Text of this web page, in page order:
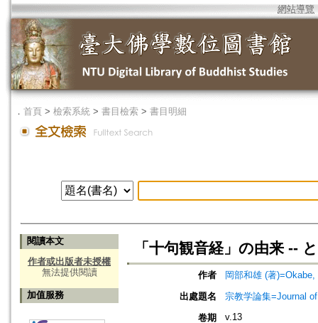
網站導覽
． 首頁 > 檢索系統 > 書目檢索 > 書目明細
閱讀本文
作者或出版者未授權
無法提供閱讀
加值服務
「十句観音経」の由来 --
作者
岡部和雄 (著
出處題名
宗教学論集=Journal
卷期
v.13